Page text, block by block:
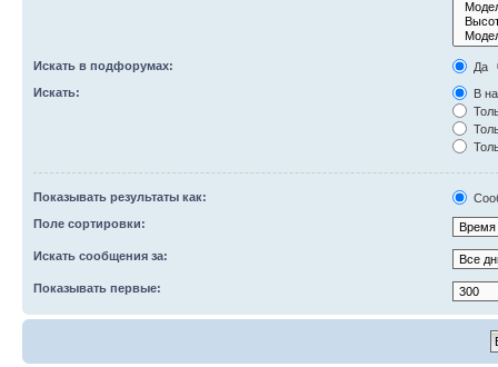
Искать в подфорумах:
Да
Искать:
В
Показывать результаты как:
Поле сортировки:
Искать сообщения за:
Показывать первые: